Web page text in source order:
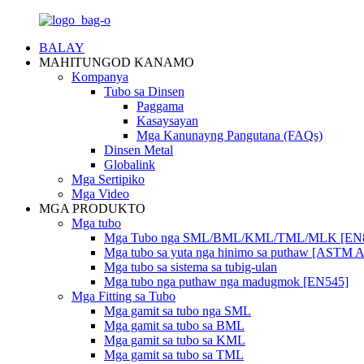
BALAY
MAHITUNGOD KANAMO
Kompanya
Tubo sa Dinsen
Paggama
Kasaysayan
Mga Kanunayng Pangutana (FAQs)
Dinsen Metal
Globalink
Mga Sertipiko
Mga Video
MGA PRODUKTO
Mga tubo
Mga Tubo nga SML/BML/KML/TML/MLK
Mga tubo sa yuta nga hinimo sa puthaw [ASTM
Mga tubo sa sistema sa tubig-ulan
Mga tubo nga puthaw nga madugmok [EN545]
Mga Fitting sa Tubo
Mga gamit sa tubo nga SML
Mga gamit sa tubo sa BML
Mga gamit sa tubo sa KML
Mga gamit sa tubo sa TML